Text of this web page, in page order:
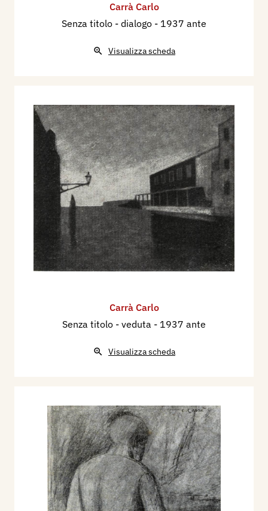
Carrà Carlo
Senza titolo - dialogo - 1937 ante
Visualizza scheda
Carrà Carlo
Senza titolo - veduta - 1937 ante
Visualizza scheda